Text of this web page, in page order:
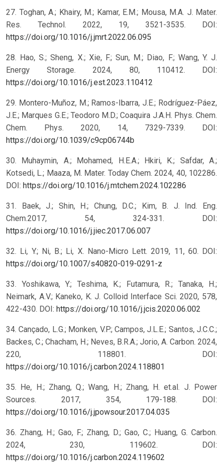
27. Toghan, A.; Khairy, M.; Kamar, E.M.; Mousa, M.A. J. Mater.
Res. Technol. 2022, 19, 3521-3535. DOI:
https://doi.org/10.1016/j.jmrt.2022.06.095
28. Hao, S.; Sheng, X.; Xie, F.; Sun, M.; Diao, F.; Wang, Y. J.
Energy Storage. 2024, 80, 110412. DOI:
https://doi.org/10.1016/j.est.2023.110412
29. Montero-Muñoz, M.; Ramos-Ibarra, J.E.; Rodríguez-Páez,
J.E.; Marques G.E.; Teodoro M.D.; Coaquira J.A.H. Phys. Chem.
Chem. Phys. 2020, 14, 7329-7339. DOI:
https://doi.org/10.1039/c9cp06744b
30. Muhaymin, A.; Mohamed, H.E.A.; Hkiri, K.; Safdar, A.;
Kotsedi, L.; Maaza, M. Mater. Today Chem. 2024, 40, 102286.
DOI: https://doi.org/10.1016/j.mtchem.2024.102286
31. Baek, J.; Shin, H.; Chung, D.C.; Kim, B. J. Ind. Eng.
Chem.2017, 54, 324-331. DOI:
https://doi.org/10.1016/j.jiec.2017.06.007
32. Li, Y.; Ni, B.; Li, X. Nano-Micro Lett. 2019, 11, 60. DOI:
https://doi.org/10.1007/s40820-019-0291-z
33. Yoshikawa, Y.; Teshima, K.; Futamura, R.; Tanaka, H.;
Neimark, A.V.; Kaneko, K. J. Colloid Interface Sci. 2020, 578,
422-430. DOI: https://doi.org/10.1016/j.jcis.2020.06.002
34. Cançado, L.G.; Monken, V.P.; Campos, J.L.E.; Santos, J.C.C.;
Backes, C.; Chacham, H.; Neves, B.R.A.; Jorio, A. Carbon. 2024,
220, 118801. DOI:
https://doi.org/10.1016/j.carbon.2024.118801
35. He, H.; Zhang, Q.; Wang, H.; Zhang, H. et.al. J. Power
Sources. 2017, 354, 179-188. DOI:
https://doi.org/10.1016/j.jpowsour.2017.04.035
36. Zhang, H.; Gao, F.; Zhang, D.; Gao, C.; Huang, G. Carbon.
2024, 230, 119602. DOI:
https://doi.org/10.1016/j.carbon.2024.119602